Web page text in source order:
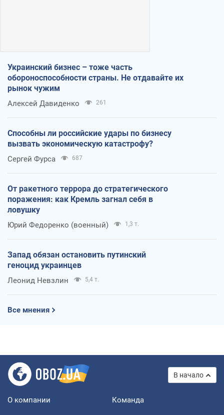
Украинский бизнес – тоже часть
обороноспособности страны. Не отдавайте их
рынок чужим
Алексей Давиденко 261
Способны ли российские удары по бизнесу
вызвать экономическую катастрофу?
Сергей Фурса 687
От ракетного террора до стратегического
поражения: как Кремль загнал себя в
ловушку
Юрий Федоренко (военный) 1,3 т.
Запад обязан остановить путинский
геноцид украинцев
Леонид Невзлин 5,4 т.
Все мнения
В начало
О компании Команда